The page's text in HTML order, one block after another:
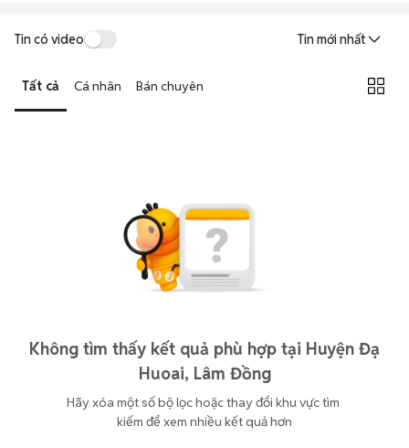
Tin có video Tin mới nhất
Tất cả Cá nhân Bán chuyên
Không tìm thấy kết quả phù hợp tại Huyện Đạ
Huoai, Lâm Đồng
Hãy xóa một số bộ lọc hoặc thay đổi khu vực tìm
kiếm để xem nhiều kết quả hơn